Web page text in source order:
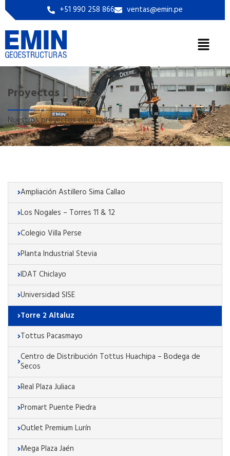
+51 990 258 866 ventas@emin.pe
Proyectos
Nuestros proyectos ejecutados
Ampliación Astillero Sima Callao
Los Nogales – Torres 11 & 12
Colegio Villa Perse
Planta Industrial Stevia
IDAT Chiclayo
Universidad SISE
Torre 2 Altaluz
Tottus Pacasmayo
Centro de Distribución Tottus Huachipa – Bodega de
Secos
Real Plaza Juliaca
Promart Puente Piedra
Outlet Premium Lurín
Mega Plaza Jaén